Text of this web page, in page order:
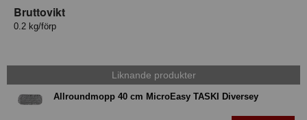
Bruttovikt
0.2 kg/förp
Liknande produkter
Allroundmopp 40 cm MicroEasy TASKI Diversey